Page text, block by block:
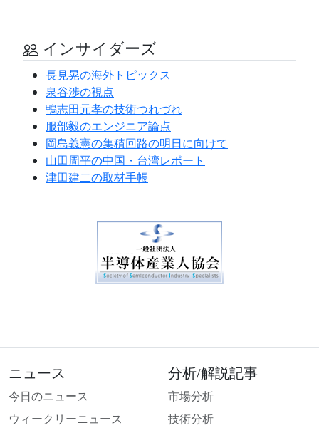
インサイダーズ
長見晃の海外トピックス
泉谷渉の視点
鴨志田元孝の技術つれづれ
服部毅のエンジニア論点
岡島義憲の集積回路の明日に向けて
山田周平の中国・台湾レポート
津田建二の取材手帳
ニュース
今日のニュース
ウィークリーニュース
分析/解説記事
市場分析
技術分析